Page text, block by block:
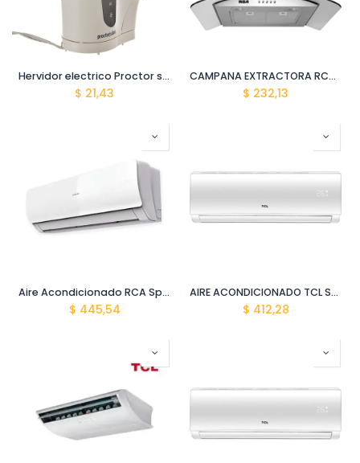
Hervidor electrico Proctor silex 1.7L K4090PS
$ 21,43
CAMPANA EXTRACTORA RCA 90CM QD90A PENINSULA
$ 232,13
Aire Acondicionado RCA Split (24000 BTU) 5RCAA02 rca-24kbtu
$ 445,54
AIRE ACONDICIONADO TCL SPLIT TAC-18CSA/Z2 ALTA EFIC.(18000 BTU)
$ 412,28